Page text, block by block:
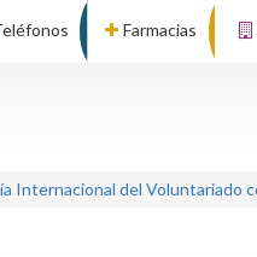
Farmacias
Internacional del Voluntariado